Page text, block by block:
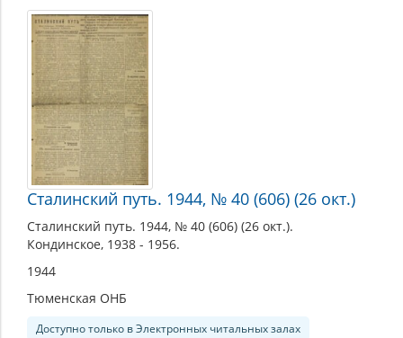
Сталинский путь. 1944, № 40 (606) (26 окт.)
Сталинский путь. 1944, № 40 (606) (26 окт.).
Кондинское, 1938 - 1956.
1944
Тюменская ОНБ
Доступно только в Электронных читальных залах